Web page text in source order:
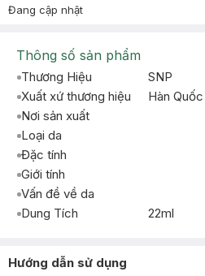
Đang cập nhật
Thông số sản phẩm
Thương Hiệu
SNP
Xuất xứ thương hiệu
Hàn Quốc
Nơi sản xuất
Loại da
Đặc tính
Giới tính
Vấn đề về da
Dung Tích
22ml
Hướng dẫn sử dụng